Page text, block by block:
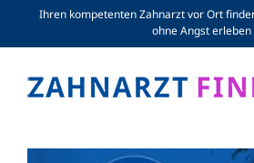
Inhalt
springen
Ihren kompetenten Zahnarzt vor Ort
ohne Angst erleben